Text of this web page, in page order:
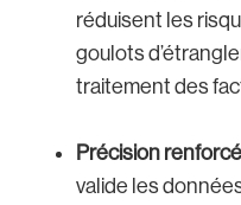
réduisent les
goulots
traitement des
Précision
valide les